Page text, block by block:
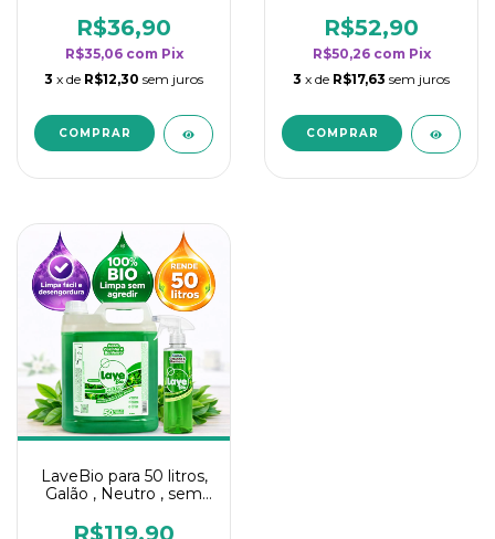
rendimento da
categoria - Neutro
R$36,90
R$35,06 com Pix
3 x de R$12,30 sem juros
rendimento da
categoria - Neutro
R$52,90
R$50,26 com Pix
3 x de R$17,63 sem juros
LaveBio para 50 litros,
Galão , Neutro , sem